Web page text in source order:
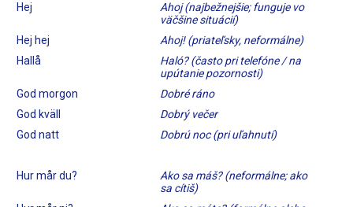
Hej
Ahoj (najbežnejšie; funguje vo
väčšine situácií)
Hej hej
Ahoj! (priateľsky, neformálne)
Hallå
Haló? (často pri telefóne / na
upútanie pozornosti)
God morgon
Dobré ráno
God kväll
Dobrý večer
God natt
Dobrú noc (pri uľahnutí)
Hur mår du?
Ako sa máš? (neformálne; ako
sa cítiš)